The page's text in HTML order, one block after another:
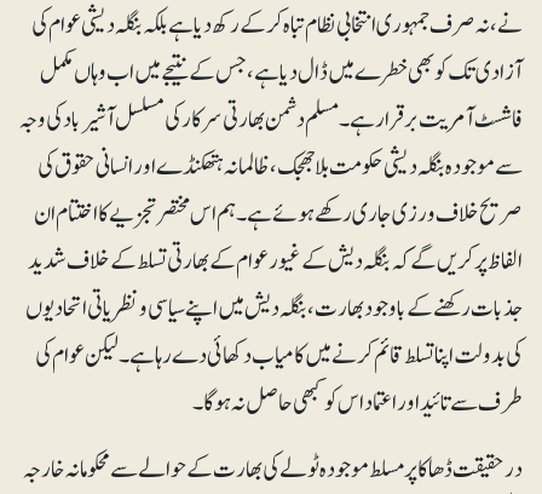
نے، نہ صرف جمہوری انتخابی نظام تباہ کر کے رکھ دیا ہے بلکہ بنگلہ دیشی عوام کی
آزادی تک کو بھی خطرے میں ڈال دیا ہے، جس کے نتیجے میں اب وہاں مکمل
فاشسٹ آمریت برقرارہے۔ مسلم دشمن بھارتی سرکار کی مسلسل آشیرباد کی وجہ
سے موجودہ بنگلہ دیشی حکومت بلاجھجک، ظالمانہ ہتھکنڈے اور انسانی حقوق کی
صریح خلاف ورزی جاری رکھے ہوئے ہے۔ ہم اس مختصر تجزیے کا اختتام ان
الفاظ پر کریں گے کہ بنگلہ دیش کے غیور عوام کے بھارتی تسلط کے خلاف شدید
جذبات رکھنے کے باوجود بھارت، بنگلہ دیش میں اپنے سیاسی و نظریاتی اتحادیوں
کی بدولت اپنا تسلط قائم کرنے میں کامیاب دکھائی دے رہا ہے۔ لیکن عوام کی
طرف سے تائید اور اعتماد اس کو کبھی حاصل نہ ہوگا۔
درحقیقت ڈھاکا پر مسلط موجودہ ٹولے کی بھارت کے حوالے سے محکومانہ خارجہ